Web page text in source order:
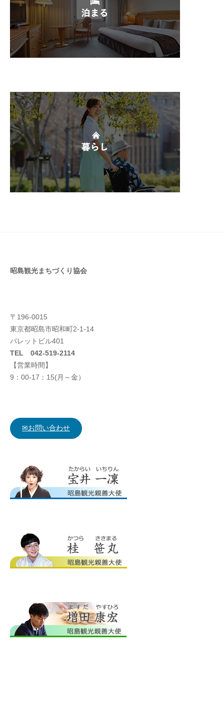
昭島観光まちづくり協会
〒196-0015
東京都昭島市昭和町2-1-14
パレットビル401
TEL 042-519-2114
【営業時間】
9：00-17：15(月～金）
✉お問い合わせ